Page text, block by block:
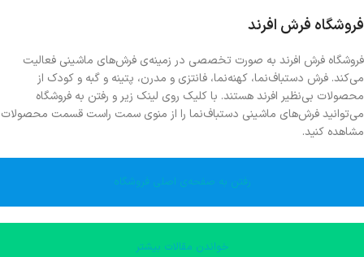
فروشگاه فرش افرند
فروشگاه فرش افرند به صورت تخصصی در زمینه‌ی فرش‌های ماشینی فعالیت
می‌کند‌. فرش دستباف‌نما، کهنه‌نما، فانتزی و مدرن، پتینه و گبه و کودک از
محصولات بی‌نظیر افرند هستند. با کلیک روی لینک زیر و رفتن به فروشگاه
می‌توانید فرش‌های ماشینی دستباف‌نما را از منوی سمت راست قسمت محصولات
مشاهده کنید.
رفتن به صفحه‌ی اصلی فروشگاه
خواندن مقالات بیشتر